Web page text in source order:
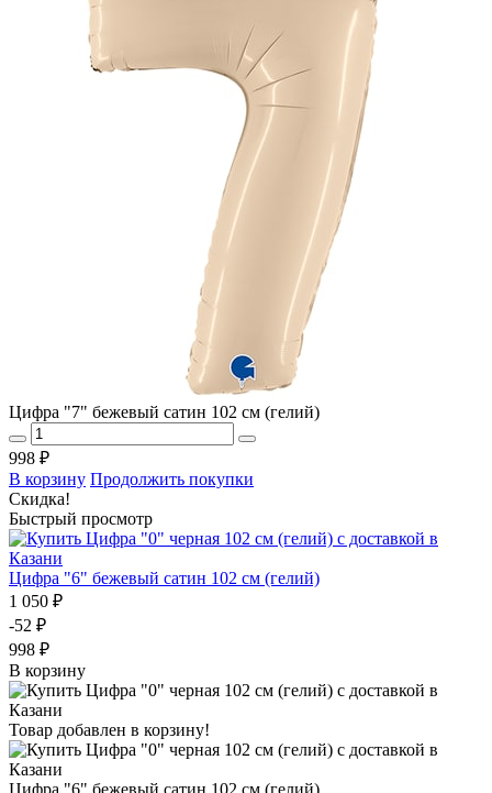
Цифра "7" бежевый сатин 102 см (гелий)
998 ₽
В корзину Продолжить покупки
Скидка!
Быстрый просмотр
Цифра "6" бежевый сатин 102 см (гелий)
1 050 ₽
-52 ₽
998 ₽
В корзину
Товар добавлен в корзину!
Цифра "6" бежевый сатин 102 см (гелий)